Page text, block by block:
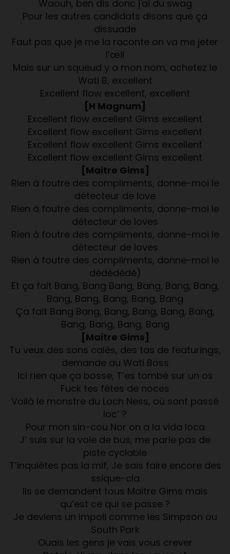
Waouh, ben dis donc j'ai du swag
Pour les autres candidats disons que ça
dissuade
Faut pas que je me la raconte on va me jeter
l’œil
Mais sur un squeud y a mon nom, achetez le
Wati B, excellent
Excellent flow excellent, excellent
[H Magnum]
Excellent flow excellent Gims excellent
Excellent flow excellent Gims excellent
Excellent flow excellent Gims excellent
Excellent flow excellent Gims excellent
[Maitre Gims]
Rien à foutre des compliments, donne-moi le
détecteur de love
Rien à foutre des compliments, donne-moi le
détecteur de loves
Rien à foutre des compliments, donne-moi le
détecteur de loves
Rien à foutre des compliments, donne-moi le
dédédédé)
Et ça fait Bang, Bang Bang, Bang, Bang, Bang,
Bang, Bang, Bang, Bang, Bang
Ça fait Bang Bang, Bang, Bang, Bang, Bang,
Bang, Bang, Bang, Bang
[Maitre Gims]
Tu veux des sons calés, des tas de featurings,
demande au Wati Boss
Ici rien que ça bosse, T’es tombé sur un os
Fuck tes fêtes de noces
Voilà le monstre du Loch Ness, où sont passé
loc’ ?
Pour mon sin-cou Nor on a la vida loca
J’ suis sur la voie de bus, me parle pas de
piste cyclable
T’inquiètes pas la mif, Je sais faire encore des
ssique-cla
Ils se demandent tous Maitre Gims mais
qu’est ce qui se passe ?
Je deviens un impoli comme les Simpson ou
South Park
Ouais les gens je vais vous crever